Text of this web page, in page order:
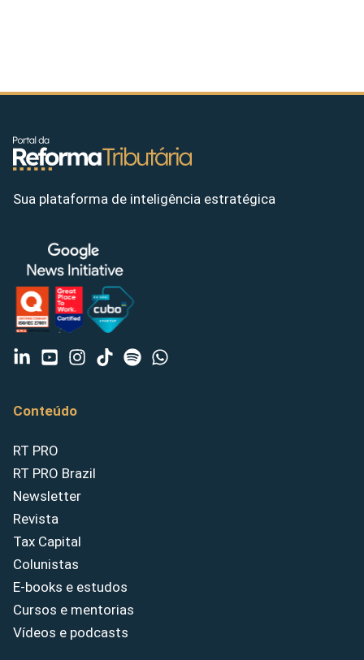
Sua plataforma de inteligência estratégica
Conteúdo
RT PRO
RT PRO Brazil
Newsletter
Revista
Tax Capital
Colunistas
E-books e estudos
Cursos e mentorias
Vídeos e podcasts